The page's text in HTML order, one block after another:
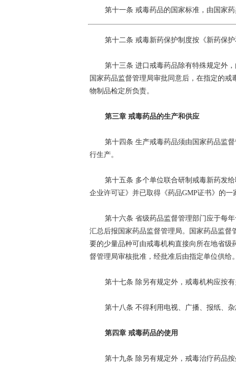
第十一条 戒毒药品的国家标准，由国家
第十二条 戒毒新药保护制度按《新药保护
第十三条 进口戒毒药品除有特殊规定外
国家药品监督管理局审批同意后，在指定的
物制品检定所负责。
第三章 戒毒药品的生产和供应
第十四条 生产戒毒药品须由国家药品监
行生产。
第十五条 多个单位联合研制戒毒新药发
企业许可证》并已取得《药品GMP证书》的一
第十六条 省级药品监督管理部门应于每
汇总后报国家药品监督管理局。国家药品监
要的少量品种可由戒毒机构直接向所在地省
督管理局审核批准，经批准后由指定单位供给。
第十七条 除另有规定外，戒毒机构应按
第十八条 不得利用电视、广播、报纸、
第四章 戒毒药品的使用
第十九条 除另有规定外，戒毒治疗药品